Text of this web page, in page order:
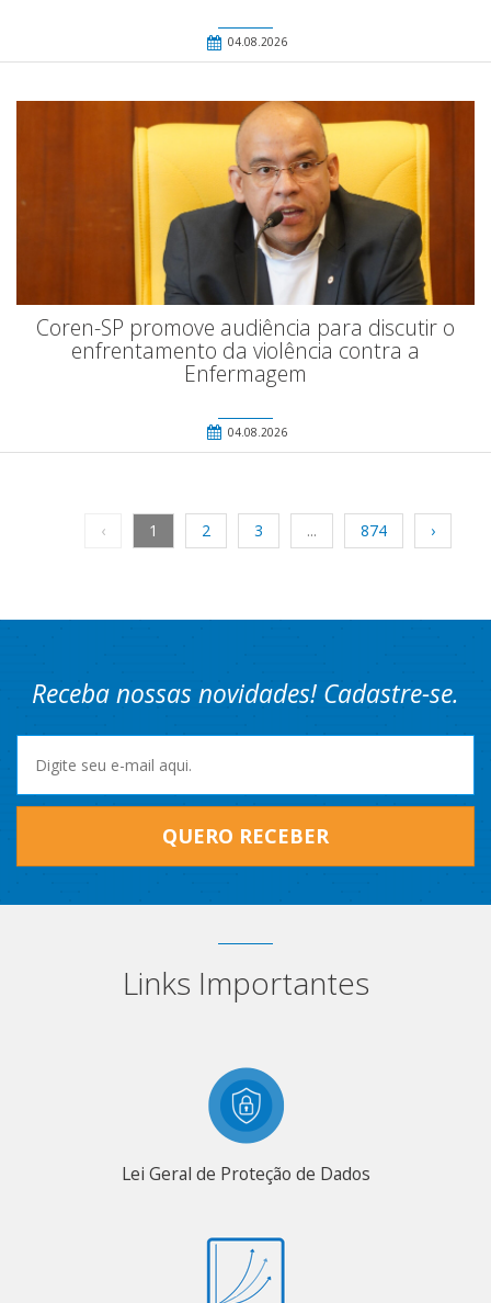
04.08.2026
Coren-SP promove audiência para discutir o
enfrentamento da violência contra a
Enfermagem
04.08.2026
‹ 1 2 3 ... 874 ›
Receba nossas novidades! Cadastre-se.
QUERO RECEBER
Links Importantes
Lei Geral de Proteção de Dados